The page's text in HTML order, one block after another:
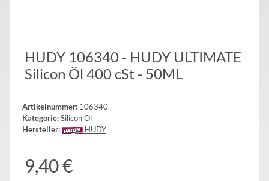
HUDY 106340 - HUDY ULTIMATE
Silicon Öl 400 cSt - 50ML
Artikelnummer: 106340
Kategorie:Silicon Öl
Hersteller:
HUDY
9,40 €